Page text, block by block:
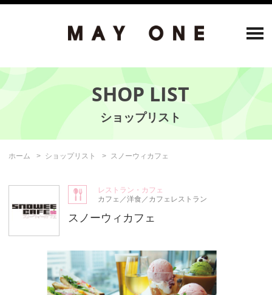
SHOP LIST
ホーム ショップリスト スノーウィカフェ
レストラン・カフェ
カフェ／洋食／カフェレストラン
スノーウィカフェ